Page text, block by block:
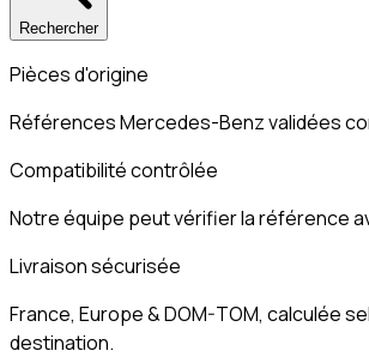
Rechercher
Pièces d'origine
Références Mercedes-Benz validées
Compatibilité contrôlée
Notre équipe peut vérifier la référence
Livraison sécurisée
France, Europe & DOM-TOM, calculée
destination.